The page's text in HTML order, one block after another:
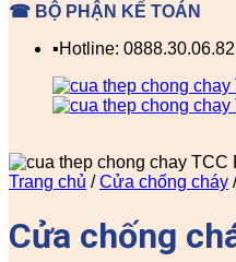
☎ BỘ PHẬN KẾ TOÁN
▪️Hotline: 0888.30.06.82
Trang chủ / Cửa chống cháy /
Cửa chống